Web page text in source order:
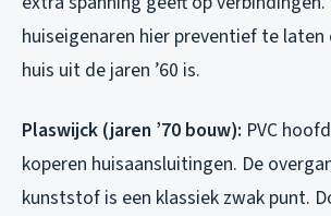
huiseigenaren hier preventief te laten
huis uit de jaren ’60 is.
Plaswijck (jaren ’70 bouw): PVC
koperen huisaansluitingen. De
kunststof is een klassiek zwak punt.